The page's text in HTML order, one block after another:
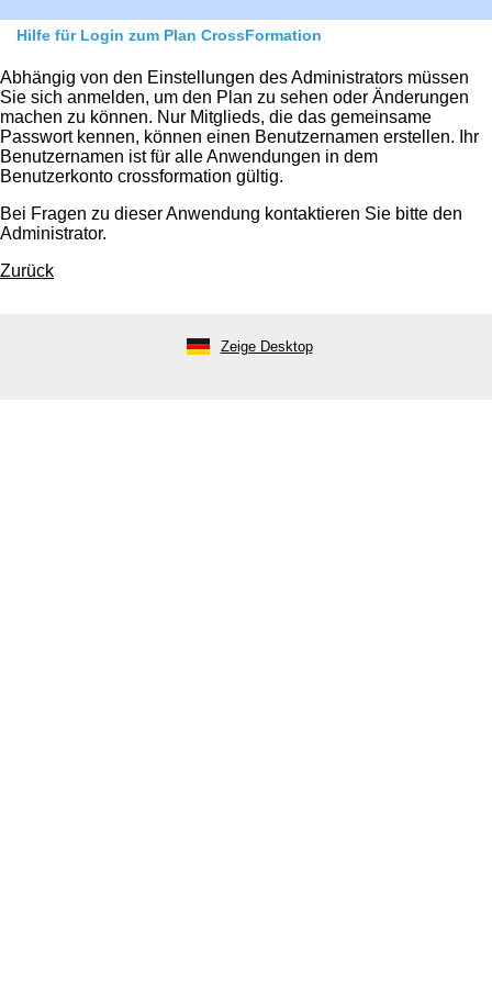
Hilfe für Login zum Plan CrossFormation
Abhängig von den Einstellungen des Administrators müssen
Sie sich anmelden, um den Plan zu sehen oder Änderungen
machen zu können. Nur Mitglieds, die das gemeinsame
Passwort kennen, können einen Benutzernamen erstellen. Ihr
Benutzernamen ist für alle Anwendungen in dem
Benutzerkonto crossformation gültig.
Bei Fragen zu dieser Anwendung kontaktieren Sie bitte den
Administrator.
Zurück
Zeige Desktop